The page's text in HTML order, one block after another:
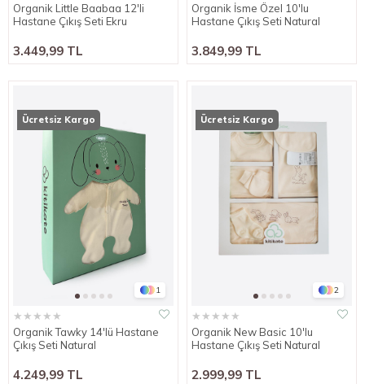
Organik Little Baabaa 12'li
Hastane Çıkış Seti Ekru
3.449,99 TL
Organik İsme Özel 10'lu
Hastane Çıkış Seti Natural
3.849,99 TL
1
★★★★★
Organik Tawky 14'lü Hastane
Çıkış Seti Natural
4.249,99 TL
Ücretsiz Kargo
2
★★★★★
Organik New Basic 10'lu
Hastane Çıkış Seti Natural
2.999,99 TL
Ücretsiz Kargo